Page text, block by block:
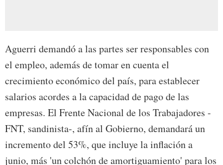
Aguerri demandó a las partes ser responsables con
el empleo, además de tomar en cuenta el
crecimiento económico del país, para establecer
salarios acordes a la capacidad de pago de las
empresas. El Frente Nacional de los Trabajadores -
FNT, sandinista-, afín al Gobierno, demandará un
incremento del 53%, que incluye la inflación a
junio, más 'un colchón de amortiguamiento' para los